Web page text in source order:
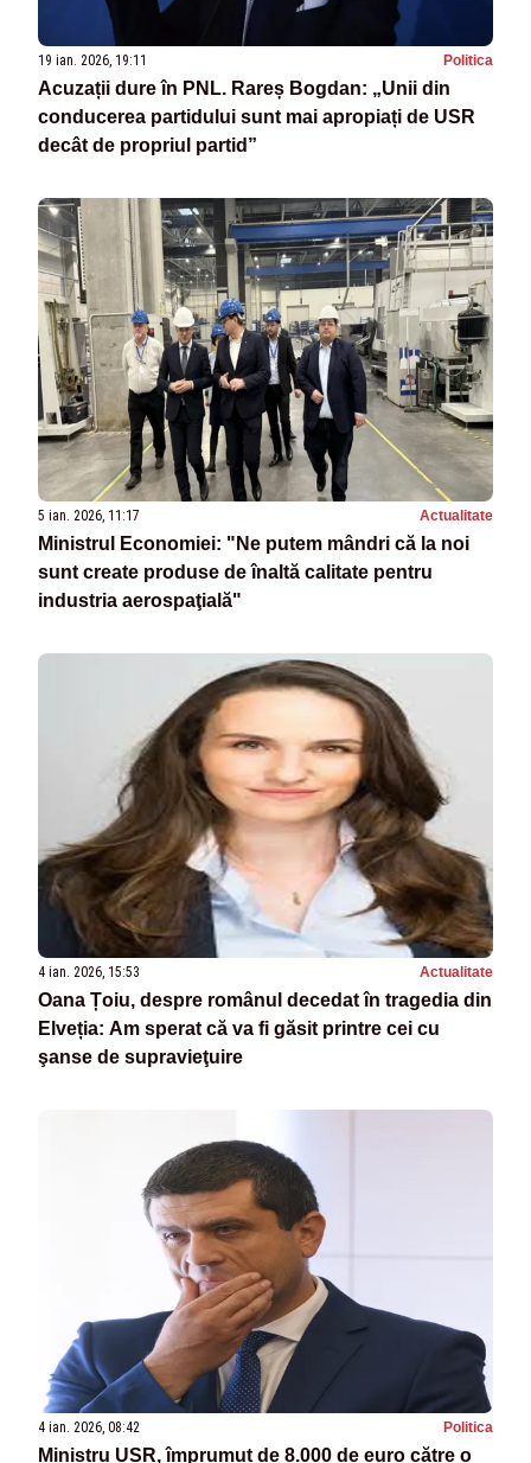
19 ian. 2026, 19:11 Politica
Acuzații dure în PNL. Rareș Bogdan: „Unii din
conducerea partidului sunt mai apropiați de USR
decât de propriul partid”
5 ian. 2026, 11:17 Actualitate
Ministrul Economiei: "Ne putem mândri că la noi
sunt create produse de înaltă calitate pentru
industria aerospaţială"
4 ian. 2026, 15:53 Actualitate
Oana Țoiu, despre românul decedat în tragedia din
Elveția: Am sperat că va fi găsit printre cei cu
şanse de supravieţuire
4 ian. 2026, 08:42 Politica
Ministru USR, împrumut de 8.000 de euro către o